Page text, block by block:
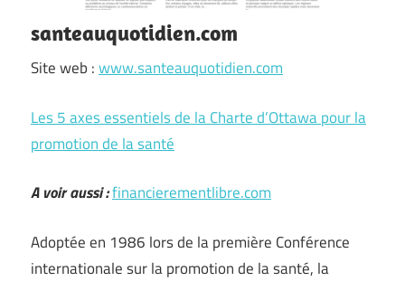
santeauquotidien.com
Site web :www.santeauquotidien.com
Les 5 axes essentiels de la Charte d’Ottawa pour la
promotion de la santé
A voir aussi :financierementlibre.com
Adoptée en 1986 lors de la première Conférence
internationale sur la promotion de la santé, la